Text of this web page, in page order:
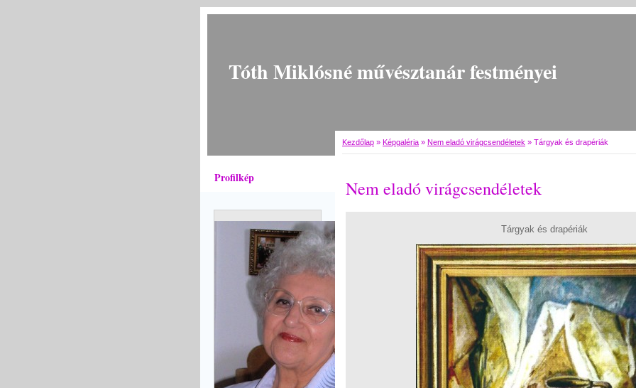
Tóth Miklósné művésztanár festményei
Profilkép
Kezdőlap » Képgaléria » Nem eladó virágcsendéletek » Tárgyak és drapériák
Nem eladó virágcsendéletek
Tárgyak és drapériák